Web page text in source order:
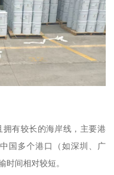
有较长的海岸线，主要港
国多个港口（如深圳、广
时间相对较短。